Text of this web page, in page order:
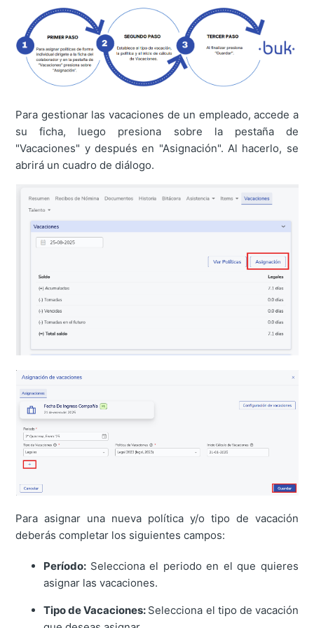
Para gestionar las vacaciones de un empleado, accede a
su ficha, luego presiona sobre la pestaña de
"Vacaciones" y después en "Asignación". Al hacerlo, se
abrirá un cuadro de diálogo.
Para asignar una nueva política y/o tipo de vacación
deberás completar los siguientes campos:
Período: Selecciona el periodo en el que quieres
asignar las vacaciones.
Tipo de Vacaciones: Selecciona el tipo de vacación